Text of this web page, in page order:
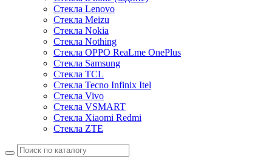
Стекла Lenovo
Стекла Meizu
Стекла Nokia
Стекла Nothing
Стекла OPPO ReaLme OnePlus
Стекла Samsung
Стекла TCL
Стекла Tecno Infinix Itel
Стекла Vivo
Стекла VSMART
Стекла Xiaomi Redmi
Стекла ZTE